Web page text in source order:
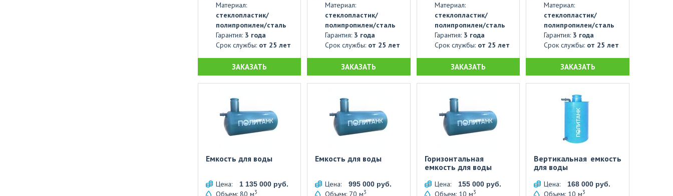
Материал:
стеклопластик/
полипропилен/сталь
Гарантия: 3 года
Срок службы: от 25 лет
ЗАКАЗАТЬ
Материал:
стеклопластик/
полипропилен/сталь
Гарантия: 3 года
Срок службы: от 25 лет
ЗАКАЗАТЬ
Материал:
стеклопластик/
полипропилен/сталь
Гарантия: 3 года
Срок службы: от 25 лет
ЗАКАЗАТЬ
Материал:
стеклопластик/
полипропилен/сталь
Гарантия: 3 года
Срок службы: от 25 лет
ЗАКАЗАТЬ
Емкость для воды
Цена: 1 135 000 руб.
Объем: 80 м3
Емкость для воды
Цена: 995 000 руб.
Объем: 70 м3
Горизонтальная
емкость для воды
Цена: 155 000 руб.
Объем: 10 м3
Вертикальная емкость
для воды
Цена: 168 000 руб.
Объем: 10 м3